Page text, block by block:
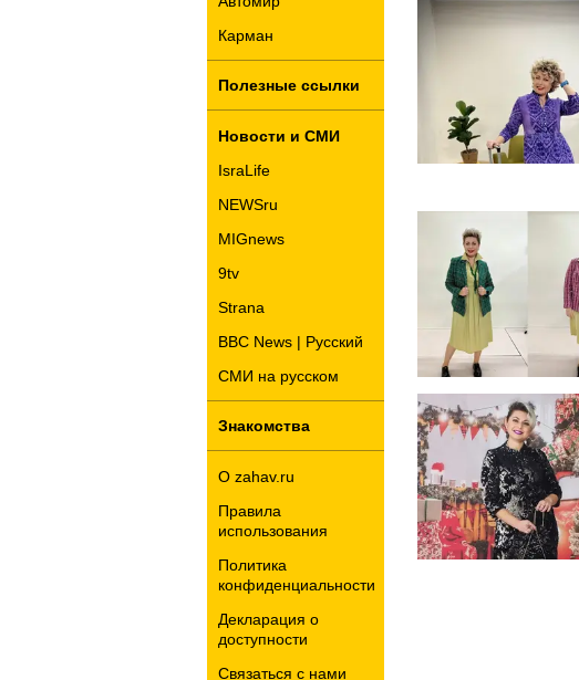
Карман
Полезные ссылки
Новости и СМИ
IsraLife
NEWSru
MIGnews
9tv
Strana
BBC News | Русский
СМИ на русском
Знакомства
О zahav.ru
Правила
использования
Политика
конфиденциальности
Декларация о
доступности
Связаться с нами